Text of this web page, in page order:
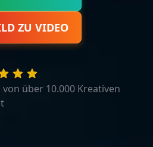
ZU VIDEO
von über 10.000 Kreativen